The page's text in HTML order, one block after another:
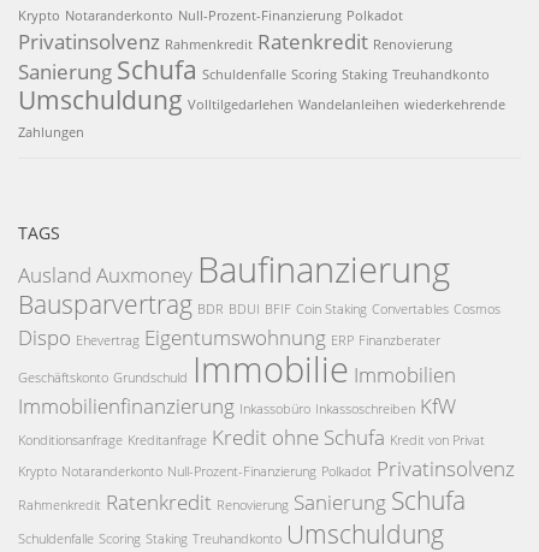
Krypto Notaranderkonto Null-Prozent-Finanzierung Polkadot
Privatinsolvenz Rahmenkredit Ratenkredit Renovierung
Sanierung Schufa Schuldenfalle Scoring Staking Treuhandkonto
Umschuldung Volltilgedarlehen Wandelanleihen wiederkehrende
Zahlungen
TAGS
Ausland Auxmoney Baufinanzierung
Bausparvertrag BDR BDUI BFIF Coin Staking Convertables Cosmos
Dispo Ehevertrag Eigentumswohnung ERP Finanzberater
Geschäftskonto Grundschuld Immobilie Immobilien
Immobilienfinanzierung Inkassobüro Inkassoschreiben KfW
Konditionsanfrage Kreditanfrage Kredit ohne Schufa Kredit von Privat
Krypto Notaranderkonto Null-Prozent-Finanzierung Polkadot Privatinsolvenz
Rahmenkredit Ratenkredit Renovierung Sanierung Schufa
Schuldenfalle Scoring Staking Treuhandkonto Umschuldung